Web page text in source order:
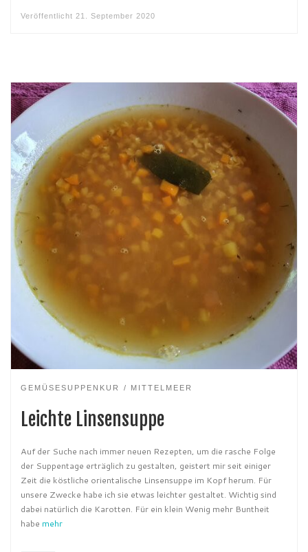
Veröffentlicht 21. September 2020
GEMÜSESUPPENKUR MITTELMEER
Leichte Linsensuppe
Auf der Suche nach immer neuen Rezepten, um die rasche Folge
der Suppentage erträglich zu gestalten, geistert mir seit einiger
Zeit die köstliche orientalische Linsensuppe im Kopf herum. Für
unsere Zwecke habe ich sie etwas leichter gestaltet. Wichtig sind
dabei natürlich die Karotten. Für ein klein Wenig mehr Buntheit
habe mehr